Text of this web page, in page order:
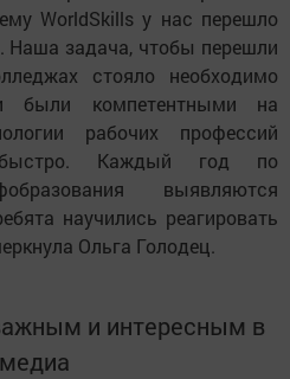
WorldSkills у нас перешло
Наша задача, чтобы перешли
стояло необходимо
были компетентными на
рабочих профессий
быстро. Каждый год по
выявляются
научились реагировать
Ольга Голодец.
и интересным в